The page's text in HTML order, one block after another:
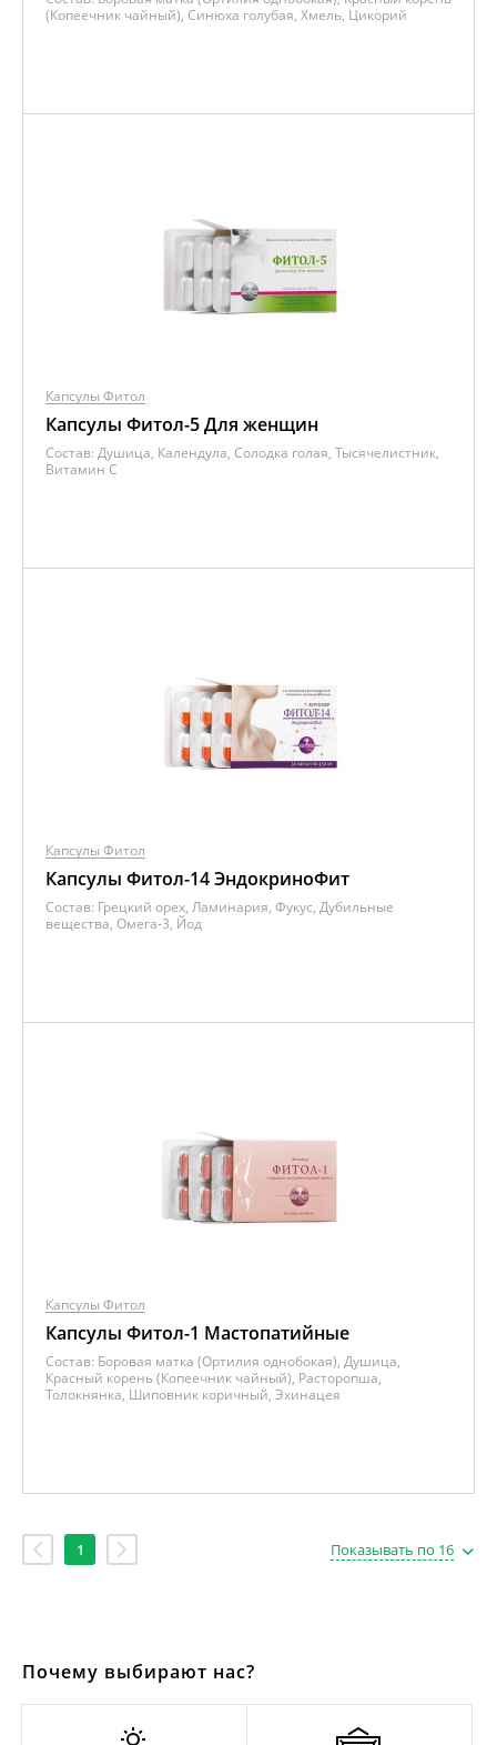
(Копеечник чайный), Синюха голубая, Хмель, Цикорий
Капсулы Фитол
Капсулы Фитол-5 Для женщин
Состав: Душица, Календула, Солодка голая, Тысячелистник,
Витамин C
Капсулы Фитол
Капсулы Фитол-14 ЭндокриноФит
Состав: Грецкий орех, Ламинария, Фукус, Дубильные
вещества, Омега-3, Йод
Капсулы Фитол
Капсулы Фитол-1 Мастопатийные
Состав: Боровая матка (Ортилия однобокая), Душица,
Красный корень (Копеечник чайный), Расторопша,
Толокнянка, Шиповник коричный, Эхинацея
1 Показывать по 16
Почему выбирают нас?